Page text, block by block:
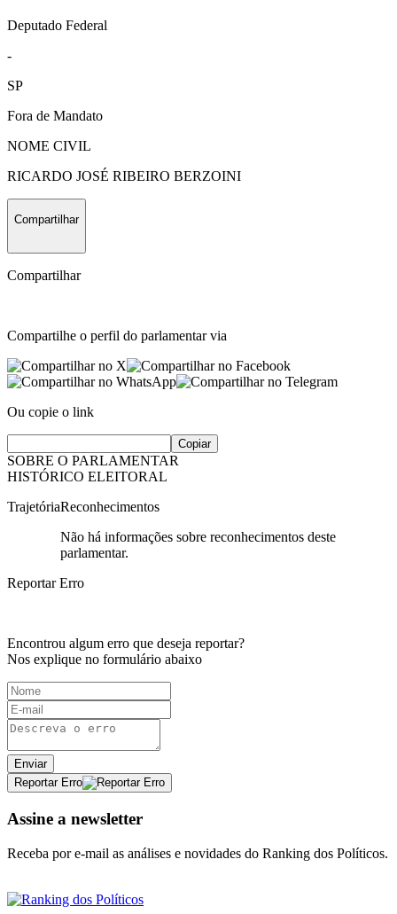
Deputado Federal
-
SP
Fora de Mandato
NOME CIVIL
RICARDO JOSÉ RIBEIRO BERZOINI
Compartilhar
Compartilhar
Compartilhe o perfil do parlamentar via
Ou copie o link
Copiar
SOBRE O PARLAMENTAR
HISTÓRICO ELEITORAL
TrajetóriaReconhecimentos
Não há informações sobre reconhecimentos deste
parlamentar.
Reportar Erro
Encontrou algum erro que deseja reportar?
Nos explique no formulário abaixo
Enviar
Reportar Erro
Assine a newsletter
Receba por e-mail as análises e novidades do Ranking dos Políticos.